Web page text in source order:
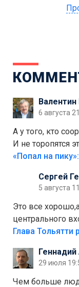
Валентин
6 августа
А у того, кто
И не торопятся
Сергей
5 августа
Это все
центрального
аттракционам
лежала в парке
украли.
29 июля
Чем больше